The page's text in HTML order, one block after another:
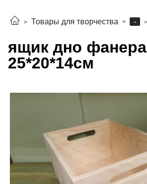
Товары для творчества -
ящик дно фанера
25*20*14см